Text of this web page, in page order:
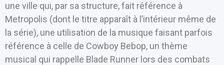
une ville qui, par sa structure, fait référence à
Metropolis (dont le titre apparaît à l’intérieur même de
la série), une utilisation de la musique faisant parfois
référence à celle de Cowboy Bebop, un thème
musical qui rappelle Blade Runner lors des combats